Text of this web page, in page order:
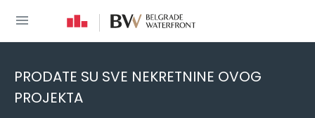
You are here
Novogradnja » Novogradnja Beograd » Novogradnja Beograd na vodi
PRODATE SU SVE NEKRETNINE OVOG
PROJEKTA